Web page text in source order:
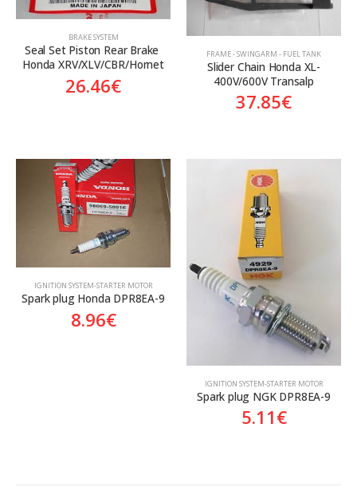
BRAKE SYSTEM
Seal Set Piston Rear Brake
Honda XRV/XLV/CBR/Hornet
26.46€
FRAME - SWINGARM - FUEL TANK
Slider Chain Honda XL-
400V/600V Transalp
37.85€
ΙGNITION SYSTEM-STARTER MOTOR
Spark plug Honda DPR8EA-9
8.96€
ΙGNITION SYSTEM-STARTER MOTOR
Spark plug NGK DPR8EA-9
5.11€